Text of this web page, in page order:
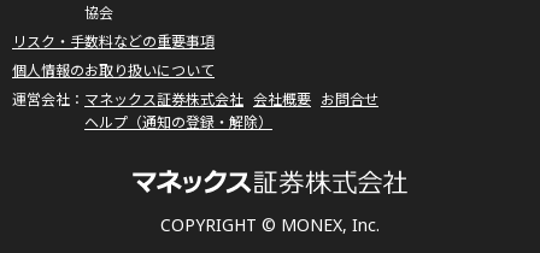
COPYRIGHT © MONEX, Inc.
協会
リスク・手数料などの重要事項
個人情報のお取り扱いについて
マネックス証券株式会社 会社概要 お問合せ
ヘルプ（通知の登録・解除）